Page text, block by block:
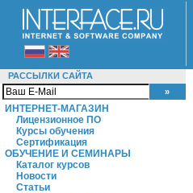
РАССЫЛКИ САЙТА
ИНТЕРНЕТ-МАГАЗИН
Лицензионное ПО
Курсы обучения
Сертификация
ОБУЧЕНИЕ И СЕМИНАРЫ
Каталог курсов
Новости
Статьи